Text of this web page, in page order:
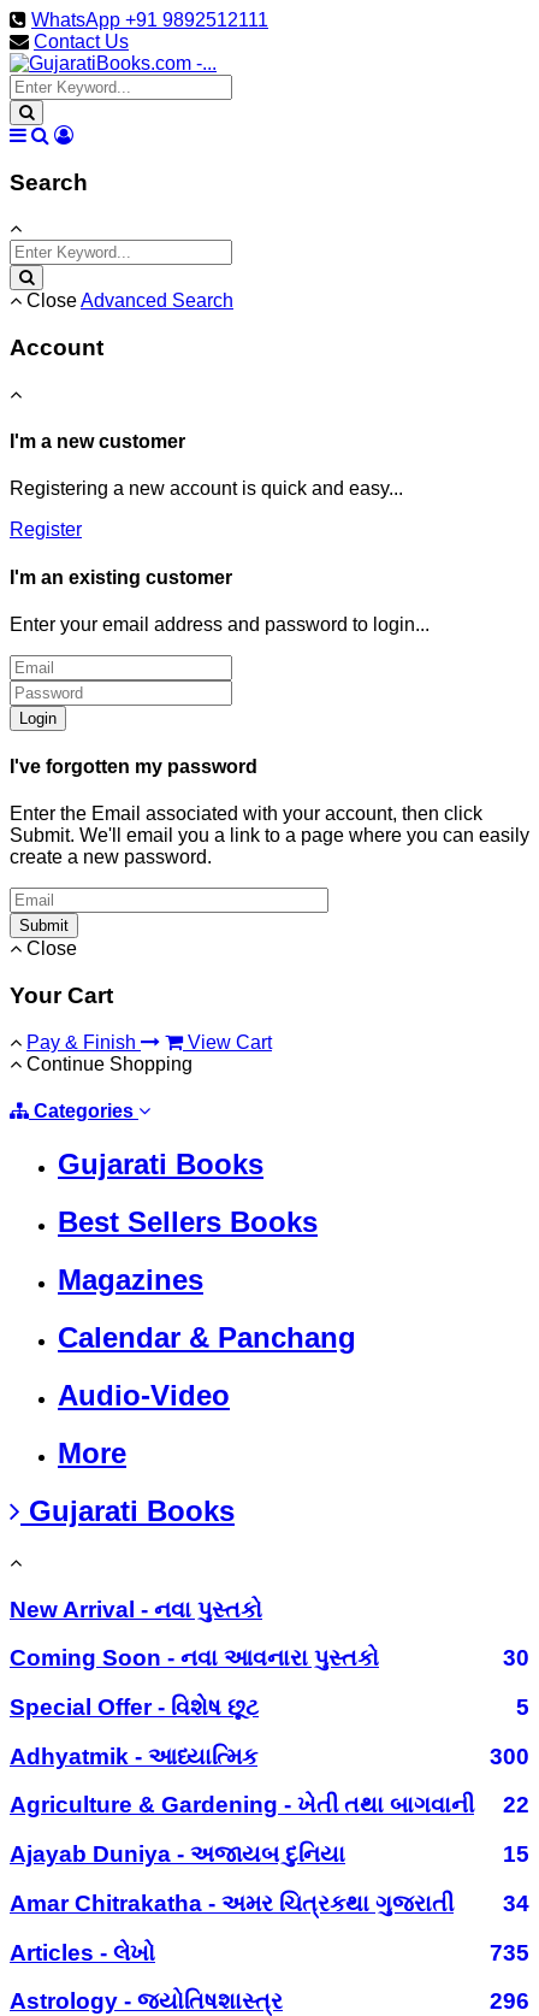
WhatsApp +91 9892512111
Contact Us
Search
CloseAdvanced Search
Account
I'm a new customer
Registering a new account is quick and easy...
Register
I'm an existing customer
Enter your email address and password to login...
Login
I've forgotten my password
Enter the Email associated with your account, then click
Submit. We'll email you a link to a page where you can easily
create a new password.
Submit
Close
Your Cart
Pay & Finish
View Cart
Continue Shopping
Categories
Gujarati Books
Best Sellers Books
Magazines
Calendar & Panchang
Audio-Video
More
Gujarati Books
New Arrival - નવા પુસ્તકો
Coming Soon - નવા આવનારા પુસ્તકો
30
Special Offer - વિશેષ છૂટ
5
Adhyatmik - આધ્યાત્મિક
300
Agriculture & Gardening - ખેતી તથા બાગવાની
22
Ajayab Duniya - અજાયબ દુનિયા
15
Amar Chitrakatha - અમર ચિત્રકથા ગુજરાતી
34
Articles - લેખો
735
Astrology - જ્યોતિષશાસ્ત્ર
296